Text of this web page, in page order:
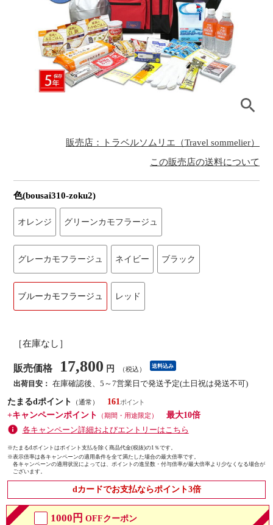
販売店：トラベルソムリエ（Travel sommelier）
この販売店の送料について
色(bousai310-zoku2)
オレンジ グリーンカモフラージュ
グレーカモフラージュ ネイビー ブラック
ブルーカモフラージュ レッド
［在庫なし］
販売価格 17,800 円 （税込） 送料込み
出荷目安： 在庫確認後、5～7営業日で発送予定(土日祝は発送不可)
たまるdポイント
（通常）
161
+キャンペーンポイント
（期間・用途限定）
最大10倍
各キャンペーン詳細およびエントリーはこちら
※たまるdポイントはポイント支払を除く商品代金(税抜)の1％です。
※表示倍率は各キャンペーンの適用条件を全て満たした場合の最大倍率です。
各キャンペーンの適用状況によっては、ポイントの進呈数・付与倍率が最大倍率より少なくなる場合が
ございます。
dカードでお支払ならポイント3倍
1000円 OFFクーポン